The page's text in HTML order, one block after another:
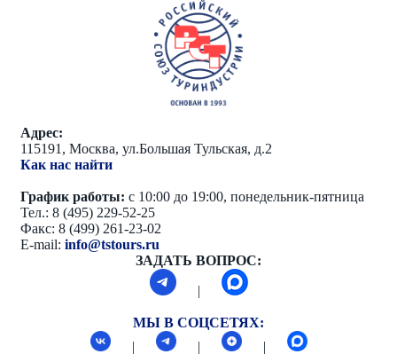
Адрес:
115191, Москва, ул.Большая Тульская, д.2
Как нас найти
График работы: с 10:00 до 19:00, понедельник-пятница
Тел.: 8 (495) 229-52-25
Факс: 8 (499) 261-23-02
E-mail: info@tstours.ru
ЗАДАТЬ ВОПРОС:
|
МЫ В СОЦСЕТЯХ:
|
| |